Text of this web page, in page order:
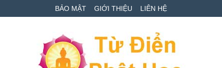
to
to
qua
BẢO MẬT GIỚI THIỆU LIÊN HỆ